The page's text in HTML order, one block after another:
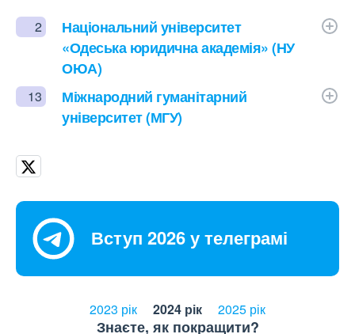
2
Національний університет
«Одеська юридична академія» (НУ
ОЮА)
13
Міжнародний гуманітарний
університет (МГУ)
Вступ 2026 у телеграмі
2023 рік 2024 рік 2025 рік
Знаєте, як покращити?